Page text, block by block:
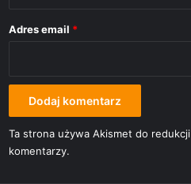
Adres email *
Ta strona używa Akismet do
komentarzy.